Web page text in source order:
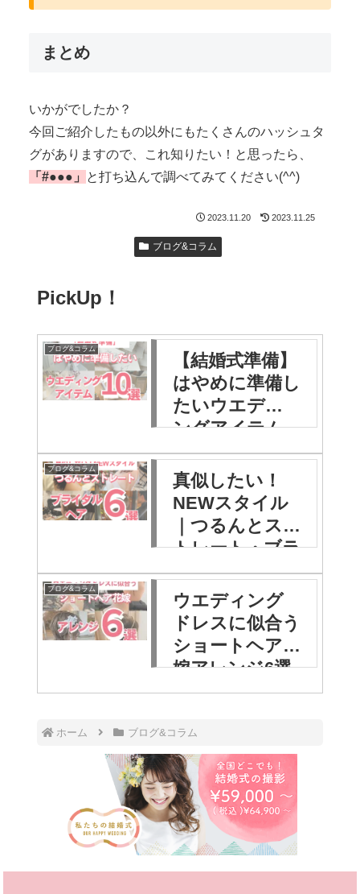
まとめ
いかがでしたか？
今回ご紹介したもの以外にもたくさんのハッシュタ
グがありますので、これ知りたい！と思ったら、
「#●●●」 と打ち込んで調べてみてください(^^)
2023.11.20 2023.11.25
ブログ&コラム
PickUp！
ブログ&コラム
【結婚式準備】
はやめに準備し
たいウエディ
ングアイテム
10選
ブログ&コラム
真似したい！
NEWスタイル
｜つるんとス
トレート・ブラ
イダルヘア6選
ブログ&コラム
ウエディング
ドレスに似合う
ショートヘア花
嫁アレンジ6選
ホーム ブログ&コラム